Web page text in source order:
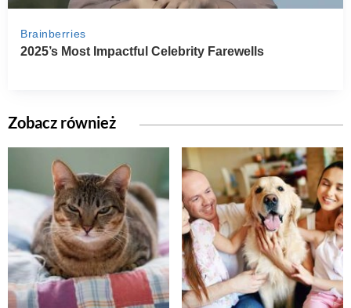
Zobacz również